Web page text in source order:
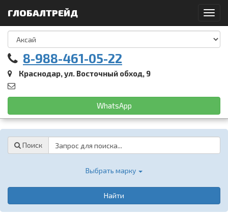
ГЛОБАЛТРЕЙД
8-988-461-05-22
Краснодар, ул. Восточный обход, 9
WhatsApp
Поиск
Выбрать марку
Найти